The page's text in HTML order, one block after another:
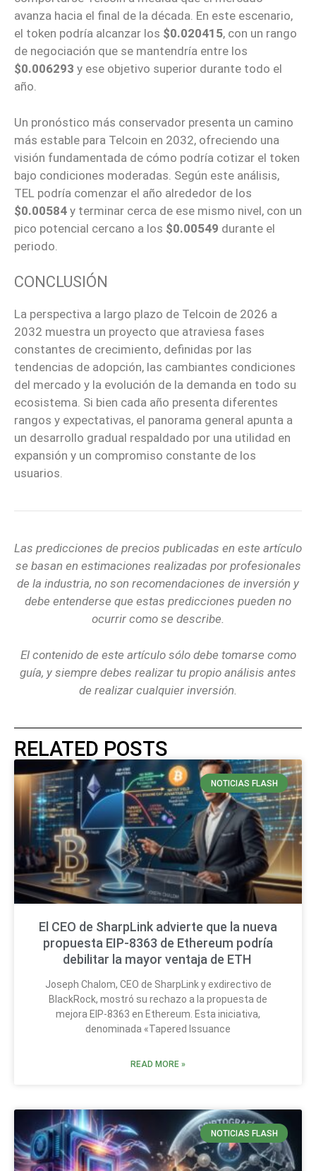
avanza hacia el final de la década. En este escenario,
el token podría alcanzar los $0.020415, con un rango
de negociación que se mantendría entre los
$0.006293 y ese objetivo superior durante todo el
año.
Un pronóstico más conservador presenta un camino
más estable para Telcoin en 2032, ofreciendo una
visión fundamentada de cómo podría cotizar el token
bajo condiciones moderadas. Según este análisis,
TEL podría comenzar el año alrededor de los
$0.00584 y terminar cerca de ese mismo nivel, con un
pico potencial cercano a los $0.00549 durante el
periodo.
CONCLUSIÓN
La perspectiva a largo plazo de Telcoin de 2026 a
2032 muestra un proyecto que atraviesa fases
constantes de crecimiento, definidas por las
tendencias de adopción, las cambiantes condiciones
del mercado y la evolución de la demanda en todo su
ecosistema. Si bien cada año presenta diferentes
rangos y expectativas, el panorama general apunta a
un desarrollo gradual respaldado por una utilidad en
expansión y un compromiso constante de los
usuarios.
Las predicciones de precios publicadas en este artículo
se basan en estimaciones realizadas por profesionales
de la industria, no son recomendaciones de inversión y
debe entenderse que estas predicciones pueden no
ocurrir como se describe.
El contenido de este artículo sólo debe tomarse como
guía, y siempre debes realizar tu propio análisis antes
de realizar cualquier inversión.
RELATED POSTS
NOTICIAS FLASH
El CEO de SharpLink advierte que la nueva
propuesta EIP-8363 de Ethereum podría
debilitar la mayor ventaja de ETH
Joseph Chalom, CEO de SharpLink y exdirectivo de
BlackRock, mostró su rechazo a la propuesta de
mejora EIP-8363 en Ethereum. Esta iniciativa,
denominada «Tapered Issuance
READ MORE »
NOTICIAS FLASH